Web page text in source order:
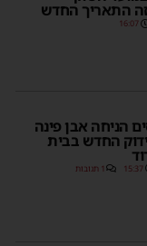
התאריך החדש
16:07
הניחה אבן פינה
החדש בבית
15:37 1 תגובות